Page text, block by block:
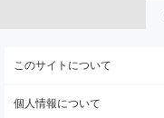
このサイトについて
個人情報について